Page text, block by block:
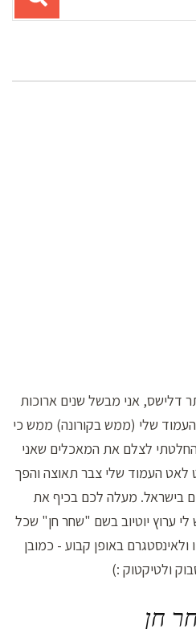
דלישס, אני מבשל שנים ארוכות
שלי (ממש בקורונה) ממש כי
לצלם את המאכלים שאני
לאט העמוד שלי צבר תאוצה והפך
בישראל. מעלה לכם בכיף את
ערוץ יוטיוב בשם "שחר חן" שכל
ולאינסטגרם באופן קבוע - כמובן
ולטיקטוק :)
חן